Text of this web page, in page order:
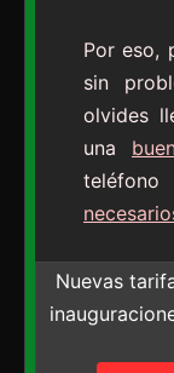
Por eso,
sin
olvides
una
Nuevas